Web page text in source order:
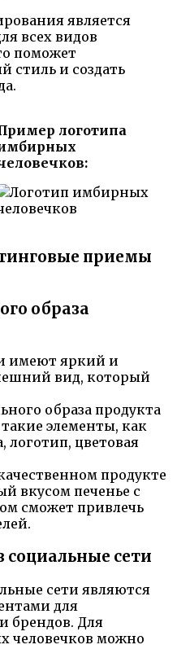
является
всех видов
поможет
стиль и создать
логотипа
приемы
образа
имеют яркий и
вид, который
образа продукта
элементы, как
логотип, цветовая
продукте
вкусом печенье с
сможет привлечь
социальные сети
сети являются
для
брендов. Для
человечков можно